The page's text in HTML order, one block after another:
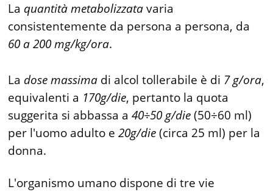
La quantità metabolizzatavaria
consistentemente da persona a persona, da
60 a200 mg/kg/ora.
La dose massima di alcol tollerabile è di 7 g/ora,
equivalenti a 170g/die, pertanto la quota
suggerita si abbassa a40÷50 g/die(50÷60 ml)
per l'uomo adulto e20g/die(circa 25 ml) per la
donna.
L'organismo umano dispone di tre vie